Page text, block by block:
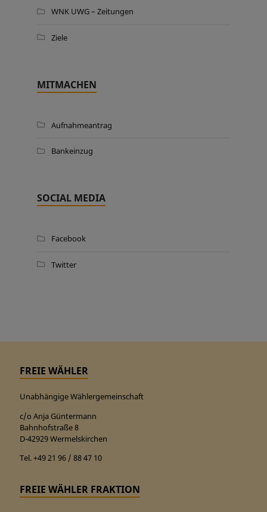
WNK UWG – Zeitungen
Ziele
MITMACHEN
Aufnahmeantrag
Bankeinzug
SOCIAL MEDIA
Facebook
Twitter
FREIE WÄHLER
Unabhängige Wählergemeinschaft
c/o Anja Güntermann
Bahnhofstraße 8
D-42929 Wermelskirchen
Tel. +49 21 96 / 88 47 10
FREIE WÄHLER FRAKTION